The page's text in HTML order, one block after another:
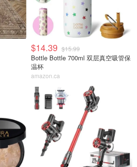
$14.39 $15.99
Bottle Bottle 700ml 双层真空吸管保
温杯
amazon.ca